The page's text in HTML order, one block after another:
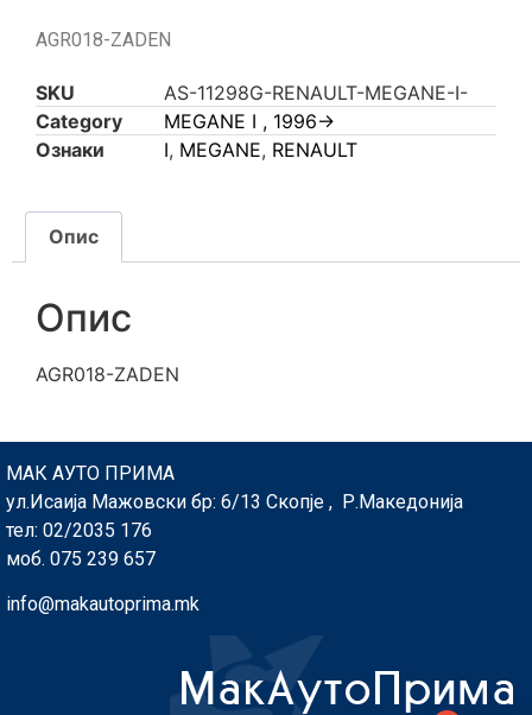
AGR018-ZADEN
SKU
AS-11298G-RENAULT-MEGANE-I-
Category
MEGANE I , 1996->
Ознаки
I, MEGANE, RENAULT
Опис
Опис
AGR018-ZADEN
МАК АУТО ПРИМА
ул.Исаија Мажовски бр: 6/13 Скопје , Р.Македонија
тел: 02/2035 176
моб. 075 239 657
info@makautoprima.mk